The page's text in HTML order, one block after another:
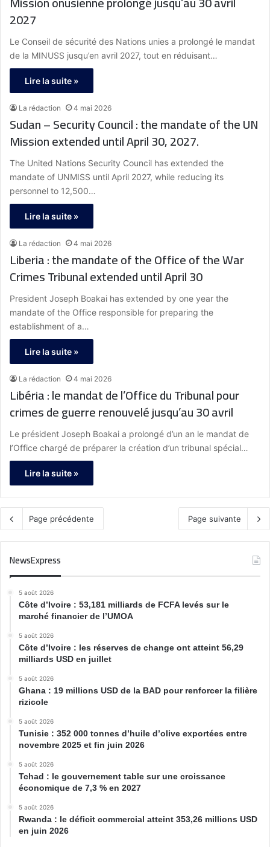
2027
Le Conseil de sécurité des Nations unies a prolongé le mandat
de la MINUSS jusqu’en avril 2027, tout en réduisant…
Lire la suite »
La rédaction 4 mai 2026
Sudan – Security Council : the mandate of the UN
Mission extended until April 30, 2027.
The United Nations Security Council has extended the
mandate of UNMISS until April 2027, while reducing its
personnel to 12,500…
Lire la suite »
La rédaction 4 mai 2026
Liberia : the mandate of the Office of the War
Crimes Tribunal extended until April 30
President Joseph Boakai has extended by one year the
mandate of the Office responsible for preparing the
establishment of a…
Lire la suite »
La rédaction 4 mai 2026
Libéria : le mandat de l’Office du Tribunal pour
crimes de guerre renouvelé jusqu’au 30 avril
Le président Joseph Boakai a prolongé d’un an le mandat de
l’Office chargé de préparer la création d’un tribunal spécial…
Lire la suite »
Page précédente Page suivante
NewsExpress
5 août 2026
Côte d’Ivoire : 53,181 milliards de FCFA levés sur le
marché financier de l’UMOA
5 août 2026
Côte d’Ivoire : les réserves de change ont atteint 56,29
milliards USD en juillet
5 août 2026
Ghana : 19 millions USD de la BAD pour renforcer la filière
rizicole
5 août 2026
Tunisie : 352 000 tonnes d’huile d’olive exportées entre
novembre 2025 et fin juin 2026
5 août 2026
Tchad : le gouvernement table sur une croissance
économique de 7,3 % en 2027
5 août 2026
Rwanda : le déficit commercial atteint 353,26 millions USD
en juin 2026